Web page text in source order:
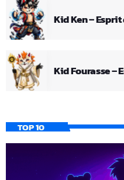
Kid Ken –
Kid Fourasse –
TOP 10